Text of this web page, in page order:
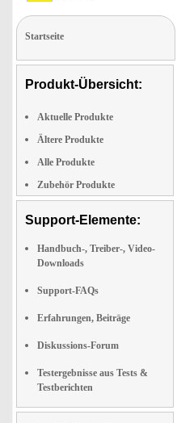
Startseite
Produkt-Übersicht:
Aktuelle Produkte
Ältere Produkte
Alle Produkte
Zubehör Produkte
Support-Elemente:
Handbuch-, Treiber-, Video-
Downloads
Support-FAQs
Erfahrungen, Beiträge
Diskussions-Forum
Testergebnisse aus Tests &
Testberichten